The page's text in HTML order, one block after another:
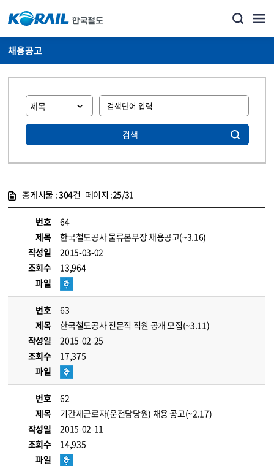
채용공고
검색
총게시물 :304건 페이지 :25/31
번호
64
제목
한국철도공사 물류본부장 채용공고(~3.16)
작성일
2015-03-02
조회수
13,964
파일
번호
63
제목
한국철도공사 전문직 직원 공개 모집(~3.11)
작성일
2015-02-25
조회수
17,375
파일
번호
62
제목
기간제근로자(운전담당원) 채용 공고(~2.17)
작성일
2015-02-11
조회수
14,935
파일